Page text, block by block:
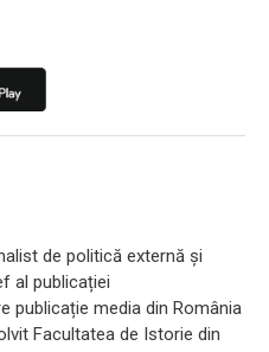
de politică externă și
al publicației
publicație media din România
Facultatea de Istorie din